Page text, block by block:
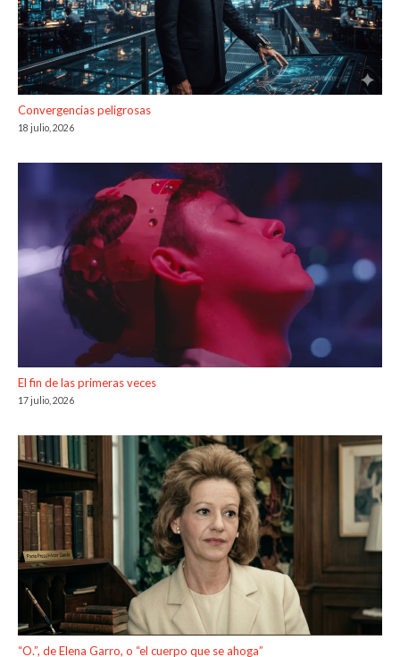
Convergencias peligrosas
18 julio, 2026
El fin de las primeras veces
17 julio, 2026
“O.”, de Elena Garro, o “el cuerpo que se ahoga”